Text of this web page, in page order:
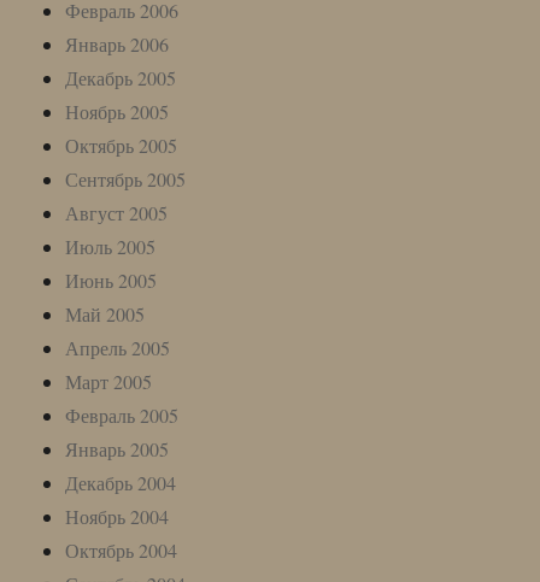
Февраль 2006
Январь 2006
Декабрь 2005
Ноябрь 2005
Октябрь 2005
Сентябрь 2005
Август 2005
Июль 2005
Июнь 2005
Май 2005
Апрель 2005
Март 2005
Февраль 2005
Январь 2005
Декабрь 2004
Ноябрь 2004
Октябрь 2004